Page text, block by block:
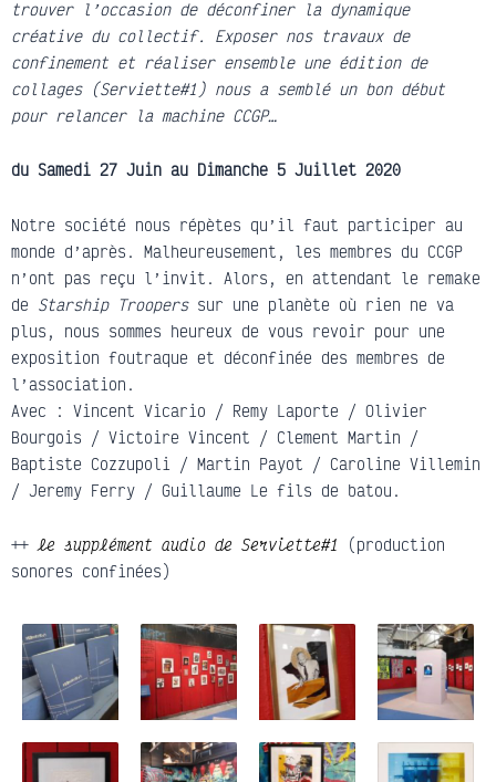
trouver l’occasion de déconfiner la dynamique
créative du collectif. Exposer nos travaux de
confinement et réaliser ensemble une édition de
collages (Serviette#1) nous a semblé un bon début
pour relancer la machine CCGP…
du Samedi 27 Juin au Dimanche 5 Juillet 2020
Notre société nous répètes qu’il faut participer au
monde d’après. Malheureusement, les membres du CCGP
n’ont pas reçu l’invit. Alors, en attendant le remake
de Starship Trooperssur une planète où rien ne va
plus, nous sommes heureux de vous revoir pour une
exposition foutraque et déconfinée des membres de
l’association.
Avec : Vincent Vicario / Remy Laporte / Olivier
Bourgois / Victoire Vincent / Clement Martin /
Baptiste Cozzupoli / Martin Payot / Caroline Villemin
/ Jeremy Ferry / Guillaume Le fils de batou.
++ le supplément audio de Serviette#1
(production
sonores confinées)